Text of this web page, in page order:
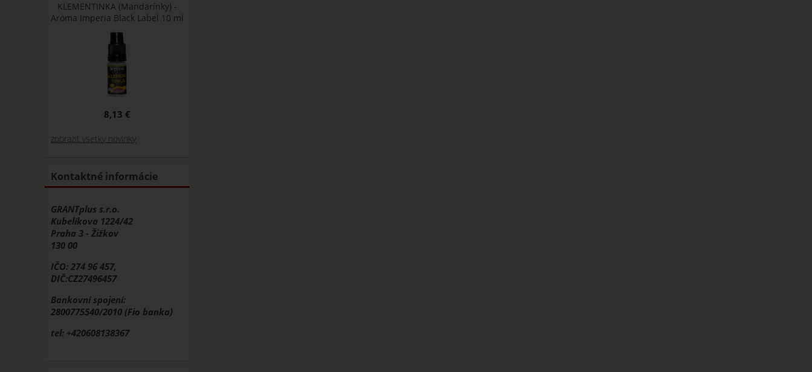
KLEMENTINKA (Mandarínky) -
Aróma Imperia Black Label 10 ml
8,13 €
zobraziť vsetky novinky
Kontaktné informácie
GRANTplus s.r.o.
Kubelíkova 1224/42
Praha 3 - Žižkov
130 00
IČO: 274 96 457,
DIČ:CZ27496457
Bankovní spojení:
2800775540/2010 (Fio banka)
tel: +420608138367